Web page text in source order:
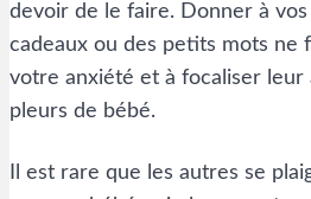
devoir de le faire. Donner à vos
cadeaux ou des petits mots ne
votre anxiété et à focaliser leur
pleurs de bébé.
Il est rare que les autres se